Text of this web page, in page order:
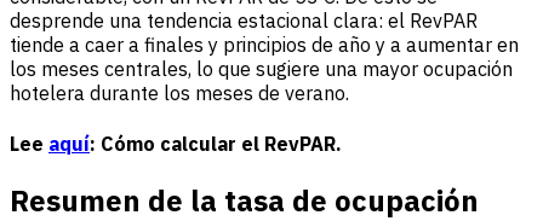
desprende una tendencia estacional clara: el RevPAR
tiende a caer a finales y principios de año y a aumentar en
los meses centrales, lo que sugiere una mayor ocupación
hotelera durante los meses de verano.
Lee aquí: Cómo calcular el RevPAR.
Resumen de la tasa de ocupación